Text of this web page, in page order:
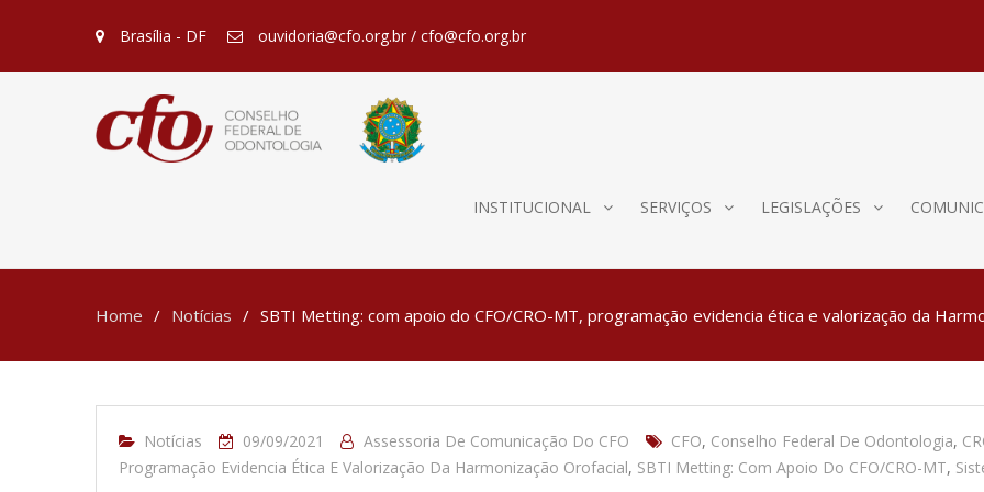
Brasília - DF ouvidoria@cfo.org.br / cfo@cfo.org.br
INSTITUCIONAL SERVIÇOS LEGISLAÇÕES
Home Notícias SBTI Metting: com apoio do CFO/CRO-MT, programação evidencia ética e valorização da
Notícias 09/09/2021 Assessoria De Comunicação Do CFO CFO, Conselho Federal De Odontologia,
Programação Evidencia Ética E Valorização Da Harmonização Orofacial, SBTI Metting: Com Apoio Do CFO/CRO-MT,